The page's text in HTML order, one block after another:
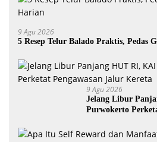
9 Agu 2026
5 Resep Telur Balado Praktis, Pedas
9 Agu 2026
Jelang Libur
Purwokerto